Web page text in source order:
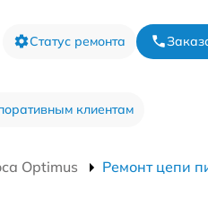
Статус ремонта
клиентам
Optimus Ремонт цепи